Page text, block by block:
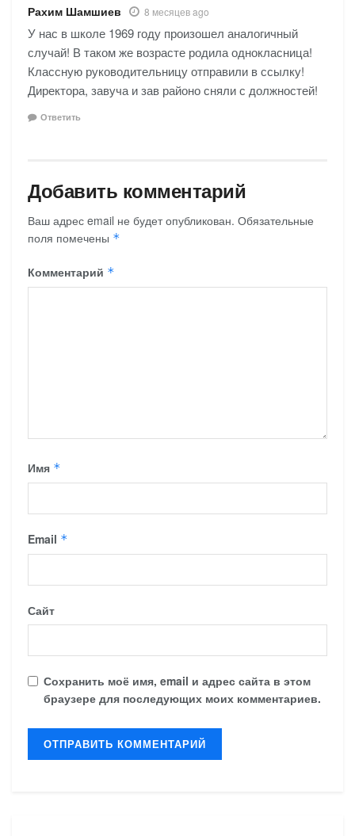
Рахим Шамшиев 8 месяцев ago
У нас в школе 1969 году произошел аналогичный
случай! В таком же возрасте родила однокласница!
Классную руководительницу отправили в ссылку!
Директора, завуча и зав районо сняли с должностей!
Ответить
Добавить комментарий
Ваш адрес email не будет опубликован. Обязательные
поля помечены *
Комментарий *
Имя *
Email *
Сайт
Сохранить моё имя, email и адрес сайта в этом
браузере для последующих моих комментариев.